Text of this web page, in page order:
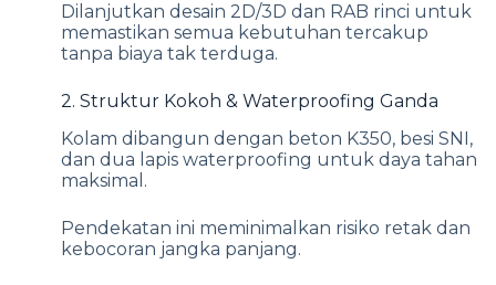
Dilanjutkan desain 2D/3D dan RAB rinci untuk
memastikan semua kebutuhan tercakup
tanpa biaya tak terduga.
2. Struktur Kokoh & Waterproofing Ganda
Kolam dibangun dengan beton K350, besi SNI,
dan dua lapis waterproofing untuk daya tahan
maksimal.
Pendekatan ini meminimalkan risiko retak dan
kebocoran jangka panjang.